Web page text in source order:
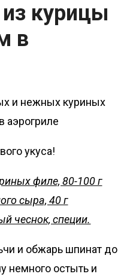
курицы
в
укуса!
филе, 80-100 г
сыра, 40 г
чеснок, специи.
и обжарь шпинат до
немного остыть и